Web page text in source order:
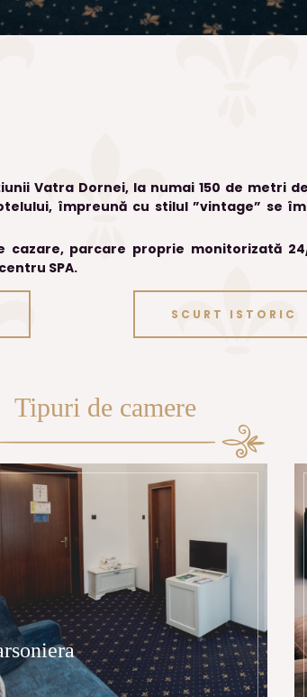
SCROLL DOWN
Vatra Dornei, la numai 150 de metri
împreună cu stilul ”vintage” se
cazare, parcare proprie monitorizată
SPA.
SCURT ISTORIC
Tipuri de camere